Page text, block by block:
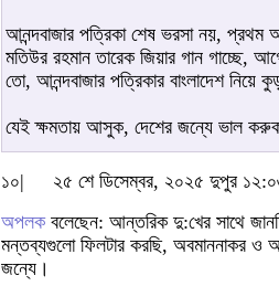
আনন্দবাজার পত্রিকা শেষ ভরসা নয়, প্রথম
মতিউর রহমান তারেক জিয়ার গান গাচ্ছে,
তো, আনন্দবাজার পত্রিকার বাংলাদেশ নিয়ে
যেই ক্ষমতায় আসুক, দেশের জন্যে ভাল করুক,
১০|
২৫ শে ডিসেম্বর, ২০২৫ দুপুর
অপলক বলেছেন: আন্তরিক দু:খের সাথে
মন্তব্যগুলো ফিলটার করছি, অবমাননাকর ও
জন্যে।